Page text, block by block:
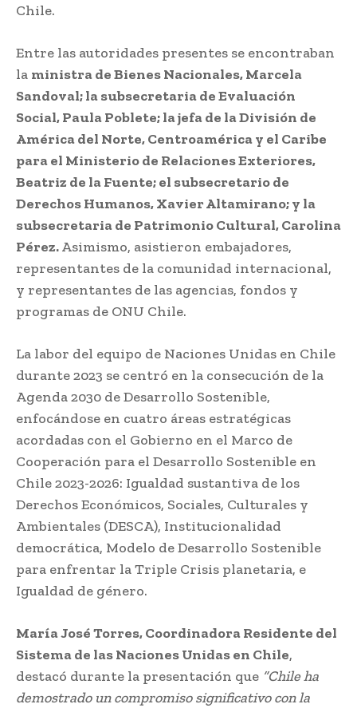
Chile.
Entre las autoridades presentes se encontraban
la ministra de Bienes Nacionales, Marcela
Sandoval; la subsecretaria de Evaluación
Social, Paula Poblete; la jefa de la División de
América del Norte, Centroamérica y el Caribe
para el Ministerio de Relaciones Exteriores,
Beatriz de la Fuente; el subsecretario de
Derechos Humanos, Xavier Altamirano; y la
subsecretaria de Patrimonio Cultural, Carolina
Pérez.Asimismo, asistieron embajadores,
representantes de la comunidad internacional,
y representantes de las agencias, fondos y
programas de ONU Chile.
La labor del equipo de Naciones Unidas en Chile
durante 2023 se centró en la consecución de la
Agenda 2030 de Desarrollo Sostenible,
enfocándose en cuatro áreas estratégicas
acordadas con el Gobierno en el Marco de
Cooperación para el Desarrollo Sostenible en
Chile 2023-2026: Igualdad sustantiva de los
Derechos Económicos, Sociales, Culturales y
Ambientales (DESCA), Institucionalidad
democrática, Modelo de Desarrollo Sostenible
para enfrentar la Triple Crisis planetaria, e
Igualdad de género.
María José Torres, Coordinadora Residente del
Sistema de las Naciones Unidas en Chile,
destacó durante la presentación que “Chile ha
demostrado un compromiso significativo con la